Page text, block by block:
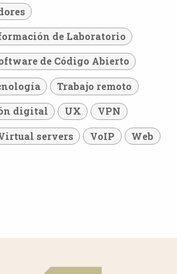
de Laboratorio
de Código Abierto
Trabajo remoto
digital UX VPN
servers VoIP
Web